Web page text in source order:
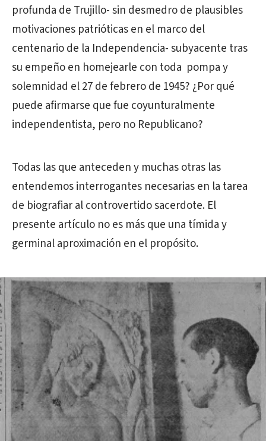
profunda de Trujillo- sin desmedro de plausibles
motivaciones patrióticas en el marco del
centenario de la Independencia- subyacente tras
su empeño en homejearle con toda pompa y
solemnidad el 27 de febrero de 1945? ¿Por qué
puede afirmarse que fue coyunturalmente
independentista, pero no Republicano?
Todas las que anteceden y muchas otras las
entendemos interrogantes necesarias en la tarea
de biografiar al controvertido sacerdote. El
presente artículo no es más que una tímida y
germinal aproximación en el propósito.